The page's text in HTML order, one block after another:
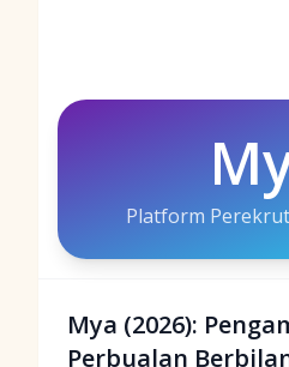
Platform
Mya (2026):
Perbualan